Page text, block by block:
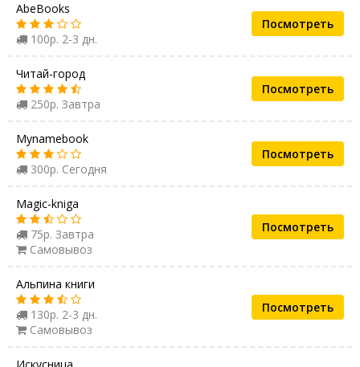
AbeBooks
100р. 2-3 дн.
Посмотреть
Читай-город
250р. Завтра
Посмотреть
Mynamebook
300р. Сегодня
Посмотреть
Magic-kniga
75р. Завтра
Самовывоз
Посмотреть
Альпина книги
130р. 2-3 дн.
Самовывоз
Посмотреть